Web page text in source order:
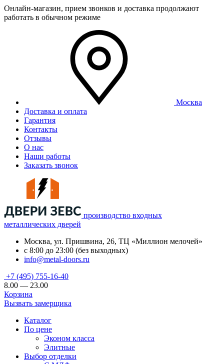
Онлайн-магазин, прием звонков и доставка продолжают
работать в обычном режиме
Москва
Доставка и оплата
Гарантия
Контакты
Отзывы
О нас
Наши работы
Заказать звонок
производство входных
металлических дверей
Москва, ул. Пришвина, 26, ТЦ «Миллион мелочей»
с 8:00 до 23:00 (без выходных)
info@metal-doors.ru
+7 (495) 755-16-40
8.00 — 23.00
Корзина
Вызвать замерщика
Каталог
По цене
Эконом класса
Элитные
Выбор отделки